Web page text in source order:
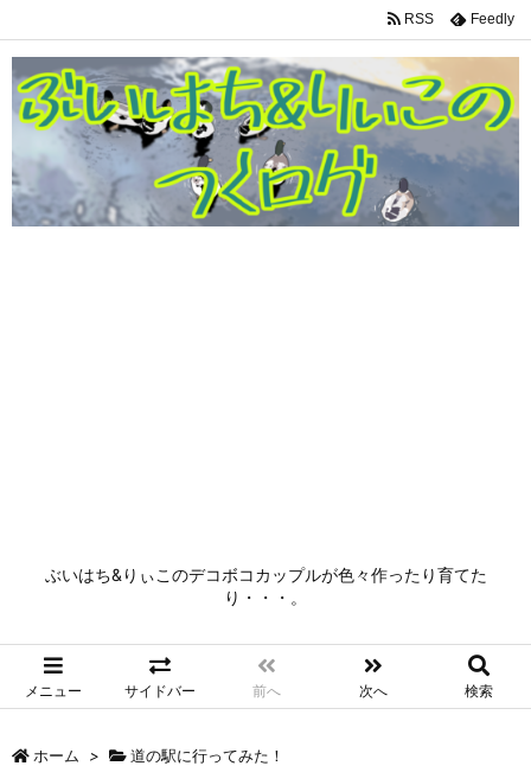
ぶいはち&りぃこのデコボコカップルが色々作ったり育てた
り・・・。
メニュー サイドバー 前へ 次へ 検索
RSS Feedly
ホーム > 道の駅に行ってみた！